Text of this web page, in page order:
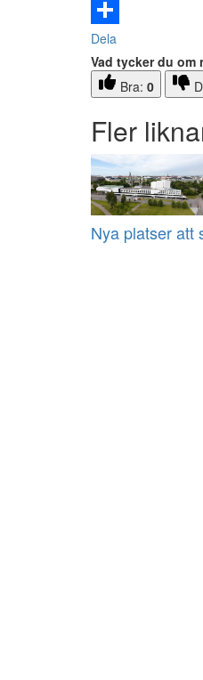
Email
Dela
Vad tycker du om
Bra: 0
Fler
Nya platser att